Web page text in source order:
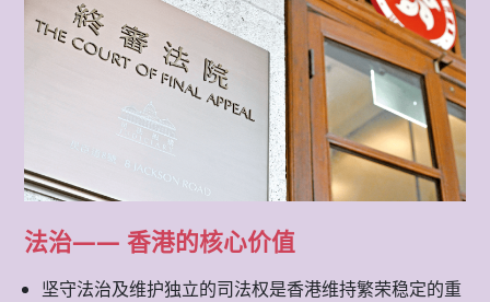
法治—— 香港的核心价值
坚守法治及维护独立的司法权是香港维持繁荣稳定的重